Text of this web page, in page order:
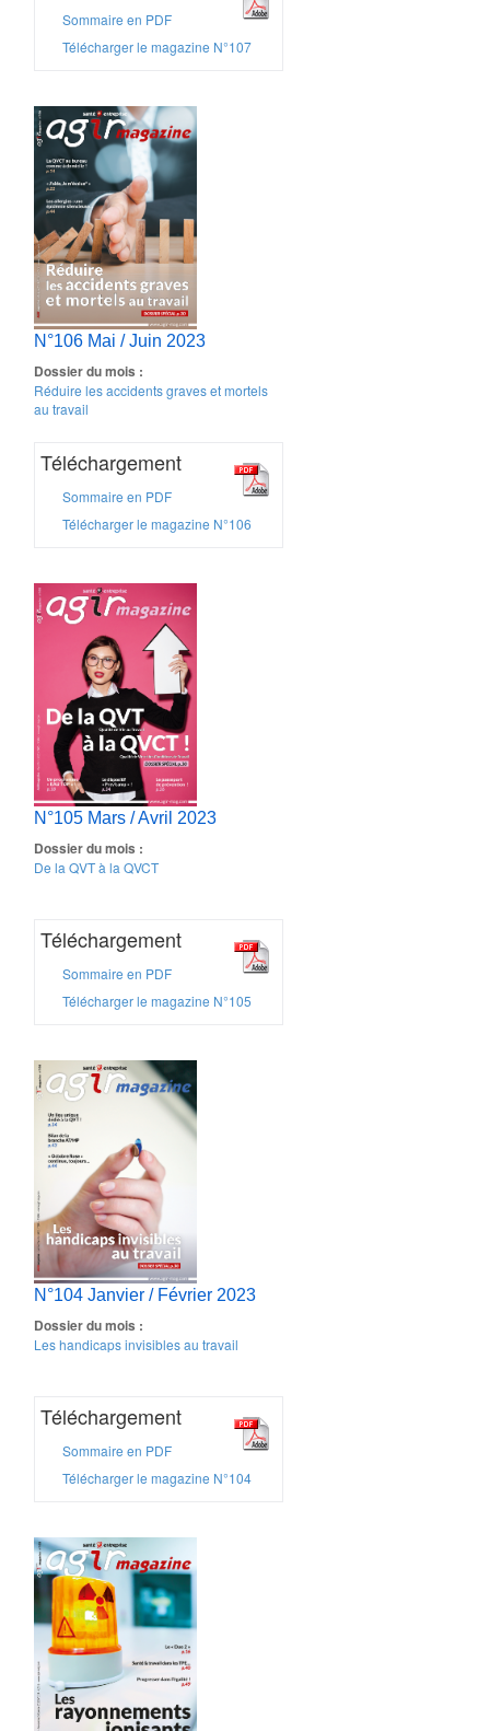
Sommaire en PDF
Télécharger le magazine N°107
N°106 Mai / Juin 2023
Dossier du mois :
Réduire les accidents graves et mortels
au travail
Téléchargement
Sommaire en PDF
Télécharger le magazine N°106
N°105 Mars / Avril 2023
Dossier du mois :
De la QVT à la QVCT
Téléchargement
Sommaire en PDF
Télécharger le magazine N°105
N°104 Janvier / Février 2023
Dossier du mois :
Les handicaps invisibles au travail
Téléchargement
Sommaire en PDF
Télécharger le magazine N°104